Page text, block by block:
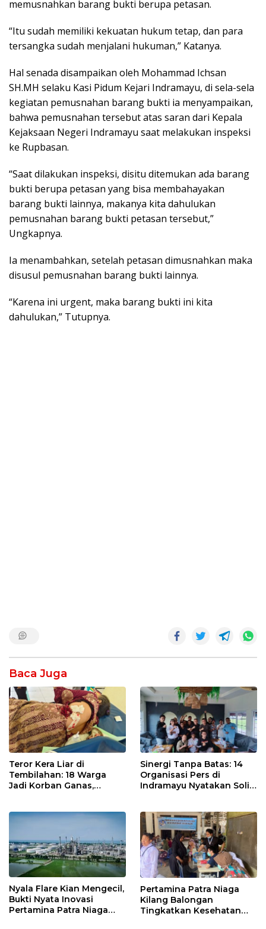
memusnahkan barang bukti berupa petasan.
“Itu sudah memiliki kekuatan hukum tetap, dan para
tersangka sudah menjalani hukuman,” Katanya.
Hal senada disampaikan oleh Mohammad Ichsan
SH.MH selaku Kasi Pidum Kejari Indramayu, di sela-sela
kegiatan pemusnahan barang bukti ia menyampaikan,
bahwa pemusnahan tersebut atas saran dari Kepala
Kejaksaan Negeri Indramayu saat melakukan inspeksi
ke Rupbasan.
“Saat dilakukan inspeksi, disitu ditemukan ada barang
bukti berupa petasan yang bisa membahayakan
barang bukti lainnya, makanya kita dahulukan
pemusnahan barang bukti petasan tersebut,”
Ungkapnya.
Ia menambahkan, setelah petasan dimusnahkan maka
disusul pemusnahan barang bukti lainnya.
“Karena ini urgent, maka barang bukti ini kita
dahulukan,” Tutupnya.
Baca Juga
Teror Kera Liar di
Tembilahan: 18 Warga
Jadi Korban Ganas,
Sinergi Tanpa Batas: 14
Organisasi Pers di
Indramayu Nyatakan Solid
Nyala Flare Kian Mengecil,
Bukti Nyata Inovasi
Pertamina Patra Niaga
Pertamina Patra Niaga
Kilang Balongan
Tingkatkan Kesehatan